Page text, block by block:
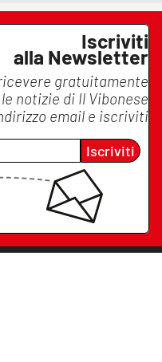
Iscriviti
alla Newsletter
gratuitamente
notizie di Il Vibonese
email e iscriviti
Iscriviti